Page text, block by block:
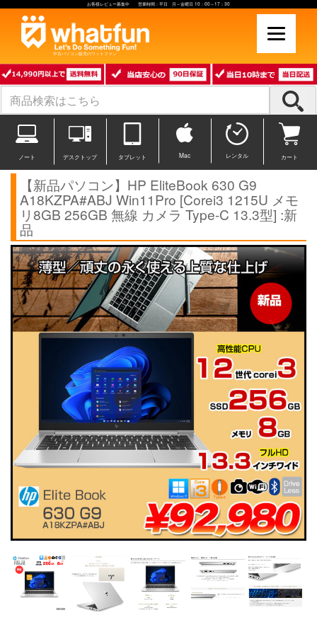
お客様レビュー募集中 営業時間：平日 月～金曜日 10：00～17：30
中古パソコン販売のワットファン
ノート デスクトップ タブレット Mac レンタル カート
【新品パソコン】HP EliteBook 630 G9
A18KZPA#ABJ Win11Pro [Corei3 1215U メモ
リ8GB 256GB 無線 カメラ Type-C 13.3型] :新
品